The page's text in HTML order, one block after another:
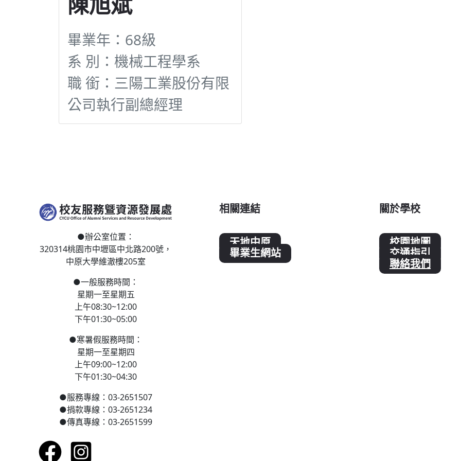
畢業年：68級
系 別：機械工程學系
職 銜：三陽工業股份有限
公司執行副總經理
●辦公室位置：
320314桃園市中壢區中北路200號，
中原大學維澈樓205室
●一般服務時間：
星期一至星期五
上午08:30~12:00
下午01:30~05:00
●寒暑假服務時間：
星期一至星期四
上午09:00~12:00
下午01:30~04:30
●服務專線：03-2651507
●捐款專線：03-2651234
●傳真專線：03-2651599
相關連結
天地中原
畢業生網站
關於學校
校園地圖
交通指引
聯絡我們